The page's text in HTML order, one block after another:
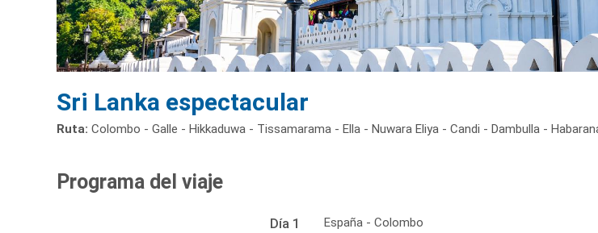
Sri Lanka espectacular
Ruta: Colombo - Galle - Hikkaduwa - Tissamarama - Ella - Nuwara Eliya - Candi - Dambulla -
Programa del viaje
Día 1 España - Colombo